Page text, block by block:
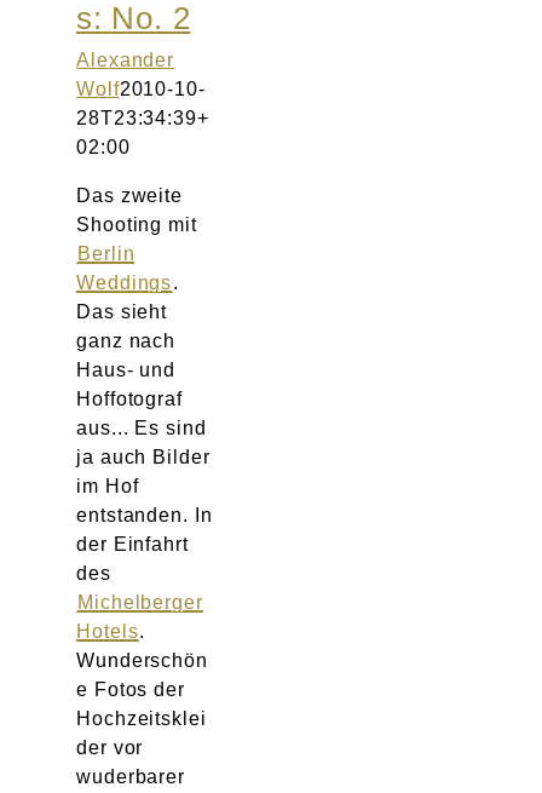
s: No. 2
Alexander
Wolf2010-10-
28T23:34:39+
02:00
Das zweite
Shooting mit
Berlin
Weddings.
Das sieht
ganz nach
Haus- und
Hoffotograf
aus... Es sind
ja auch Bilder
im Hof
entstanden. In
der Einfahrt
des
Michelberger
Hotels.
Wunderschön
e Fotos der
Hochzeitsklei
der vor
wuderbarer